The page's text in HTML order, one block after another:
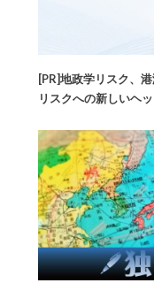
[PR]地政学リスク、
リスクへの新しいヘ